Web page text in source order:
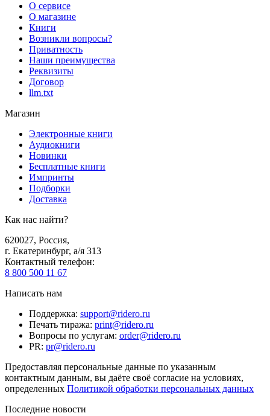
О сервисе
О магазине
Книги
Возникли вопросы?
Приватность
Наши преимущества
Реквизиты
Договор
llm.txt
Магазин
Электронные книги
Аудиокниги
Новинки
Бесплатные книги
Импринты
Подборки
Доставка
Как нас найти?
620027, Россия,
г. Екатеринбург, а/я 313
Контактный телефон:
8 800 500 11 67
Написать нам
Поддержка: support@ridero.ru
Печать тиража: print@ridero.ru
Вопросы по услугам: order@ridero.ru
PR: pr@ridero.ru
Предоставляя персональные данные по указанным
контактным данным, вы даёте своё согласие на условиях,
определенных Политикой обработки персональных данных
Последние новости